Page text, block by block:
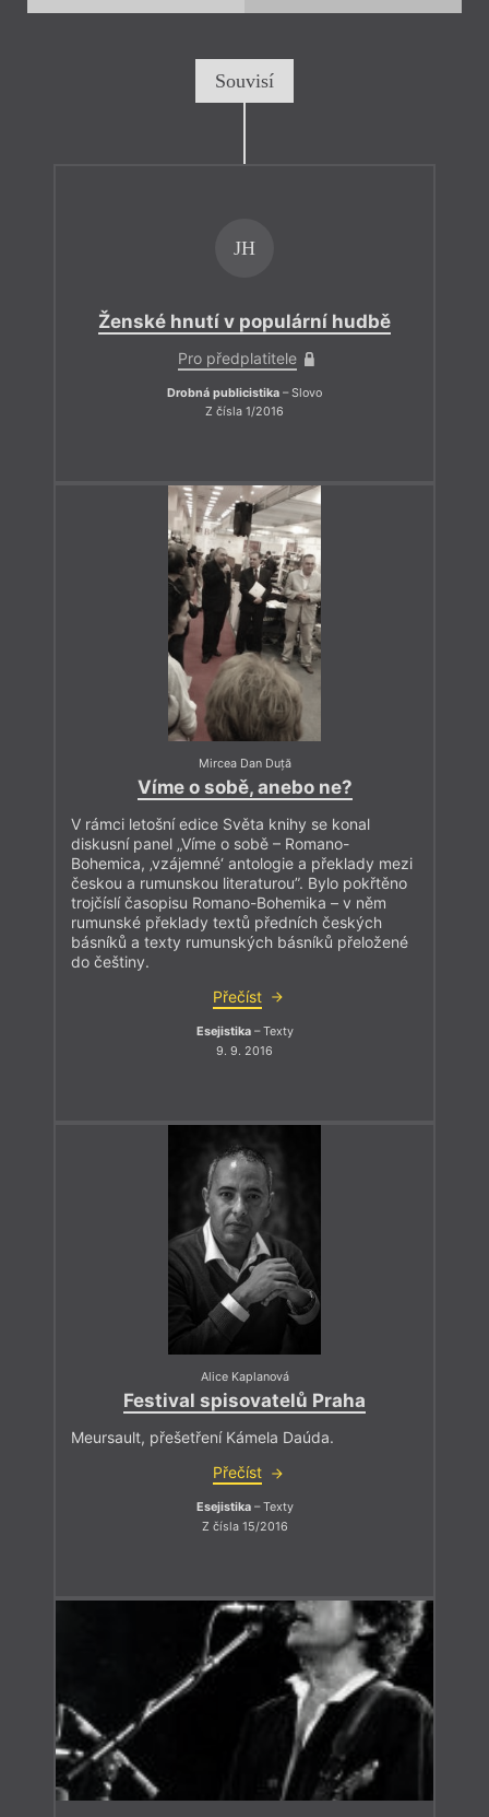
Souvisí
JH
Ženské hnutí v populární hudbě
Pro předplatitele
Drobná publicistika – Slovo
Z čísla 1/2016
Mircea Dan Duță
Víme o sobě, anebo ne?
V rámci letošní edice Světa knihy se konal
diskusní panel „Víme o sobě – Romano-
Bohemica, ‚vzájemné‘ antologie a překlady mezi
českou a rumunskou literaturou”. Bylo pokřtěno
trojčíslí časopisu Romano-Bohemika – v něm
rumunské překlady textů předních českých
básníků a texty rumunských básníků přeložené
do češtiny.
Přečíst
Esejistika– Texty
9. 9. 2016
Alice Kaplanová
Festival spisovatelů Praha
Meursault, přešetření Kámela Daúda.
Přečíst
Esejistika– Texty
Z čísla 15/2016